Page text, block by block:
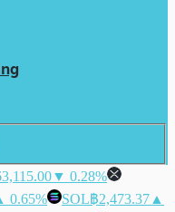
▼ 0.28%
0.65% SOL฿2,473.37 ▲